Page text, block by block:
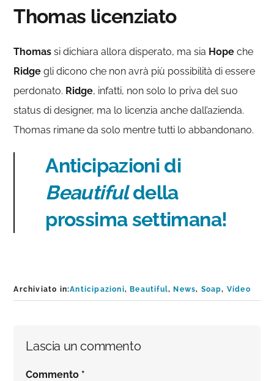
Thomas licenziato
Thomas si dichiara allora disperato, ma sia Hope che
Ridge gli dicono che non avrà più possibilità di essere
perdonato. Ridge, infatti, non solo lo priva del suo
status di designer, ma lo licenzia anche dall’azienda.
Thomas rimane da solo mentre tutti lo abbandonano.
Anticipazioni di
Beautifuldella
prossima settimana!
Archiviato in:Anticipazioni,Beautiful,News, Soap, Video
Interazioni
del
Lascia un commento
Commento *